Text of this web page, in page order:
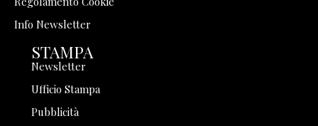
Info Newsletter
STAMPA
Newsletter
Ufficio Stampa
Pubblicità